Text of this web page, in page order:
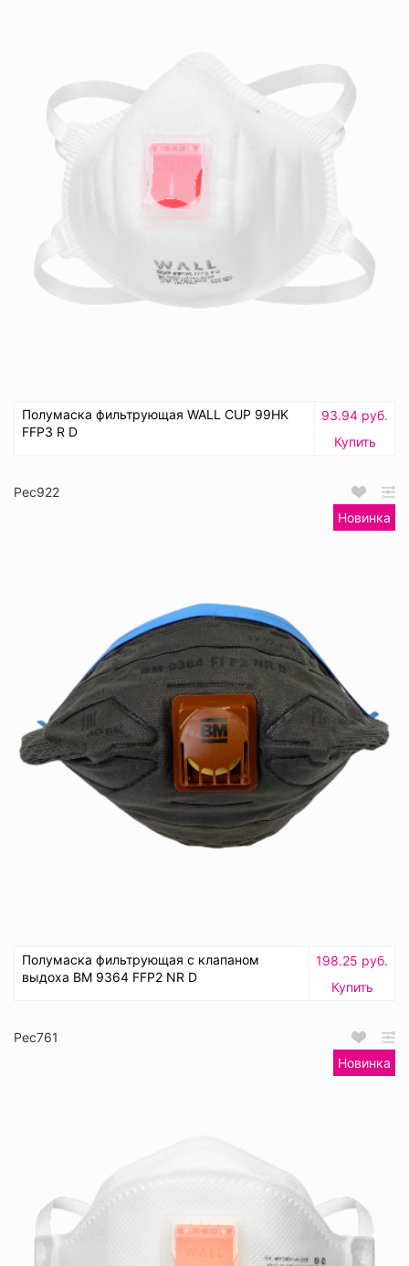
Полумаска фильтрующая WALL CUP 99HK
FFP3 R D
93.94 руб.
Купить
Рес922
Новинка
Полумаска фильтрующая с клапаном
выдоха ВМ 9364 FFP2 NR D
198.25 руб.
Купить
Рес761
Новинка